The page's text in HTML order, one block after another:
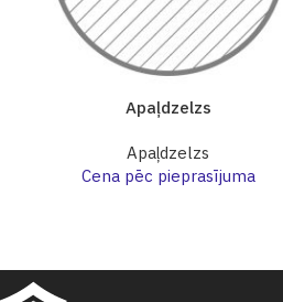
Apaļdzelzs
Apaļdzelzs
Cena pēc pieprasījuma